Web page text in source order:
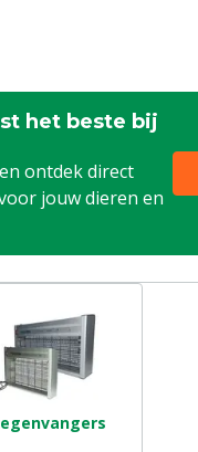
het beste bij
ontdek direct
jouw dieren en